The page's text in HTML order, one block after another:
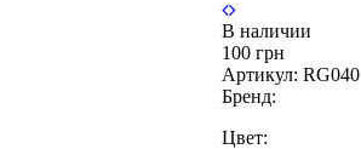
В наличии
100 грн
Артикул: RG040
Бренд:
Цвет: